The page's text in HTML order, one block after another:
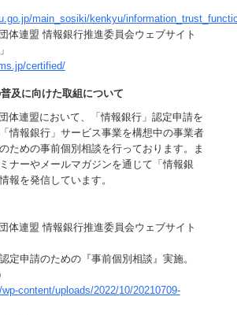
main_sosiki/kenkyu/
体連盟 情報銀行推進委員会ウェブサイト
certified/
及に向けた取組について
体連盟において、「情報銀行」認定申請を
情報銀行」サービス事業を構想中の事業者
ための事前個別相談を行っております。ま
ナーやメールマガジンを通じて「情報銀
報を発信しています。
体連盟 情報銀行推進委員会ウェブサイト
定申請のための『事前個別相談』実施。
content/uploads/2022/10/20210709-